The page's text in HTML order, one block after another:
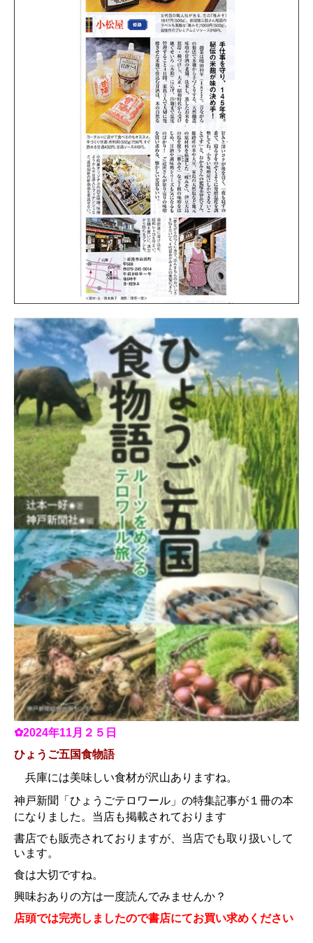
✿2024年11月２５日
ひょうご五国食物語
兵庫には美味しい食材が沢山ありますね。
神戸新聞「ひょうごテロワール」の特集記事が１冊の本
になりました。当店も掲載されております
書店でも販売されておりますが、 当店でも取り扱いして
います。
食は大切ですね。
興味おありの方は一度読んでみませんか？
店頭では完売しましたので書店にてお買い求めください